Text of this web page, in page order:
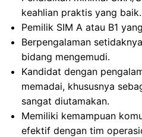
keahlian praktis yang baik.
Pemilik SIM A atau B1
Berpengalaman
bidang mengemudi.
Kandidat dengan
memadai, khususnya
sangat diutamakan.
Memiliki kemampuan
efektif dengan tim